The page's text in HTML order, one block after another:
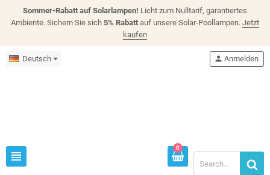
Sommer-Rabatt auf Solarlampen! Licht zum Nulltarif, garantiertes
Ambiente. Sichern Sie sich 5% Rabatt auf unsere Solar-Poollampen. Jetzt
kaufen
Deutsch
view_headline
person Anmelden
0